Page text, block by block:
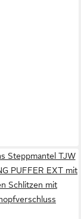
Steppmantel TJW
PUFFER EXT mit
Schlitzen mit